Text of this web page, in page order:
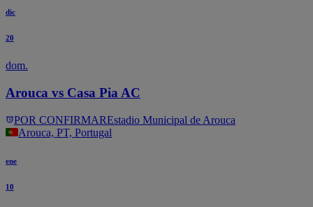
dic
20
dom.
Arouca vs Casa Pia AC
POR CONFIRMAREstadio Municipal de Arouca
Arouca, PT, Portugal
ene
10